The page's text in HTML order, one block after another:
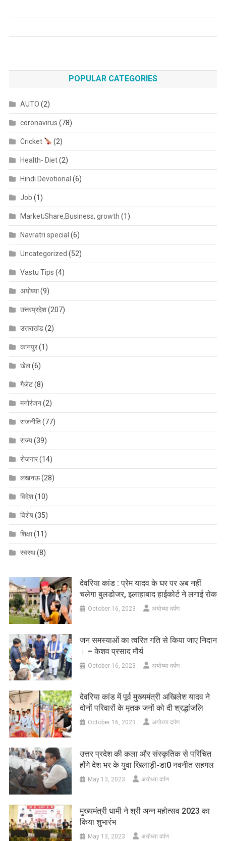
POPULAR CATEGORIES
AUTO (2)
coronavirus (78)
Cricket (2)
Health- Diet(2)
Hindi Devotional (6)
Job (1)
Market;Share,Business, growth (1)
Navratri special (6)
Uncategorized (52)
Vastu Tips (4)
अयोध्या(9)
उत्तरप्रदेश(207)
उत्तराखंड(2)
कानपुर(1)
खेल(6)
गैजेट(8)
मनोरंजन(2)
राजनीति(77)
राज्य(39)
रोजगार(14)
लखनऊ(28)
विदेश(10)
विशेष(35)
शिक्षा(11)
स्वस्थ(8)
देवरिया कांड : प्रेम यादव के घर पर अब नहीं
चलेगा बुलडोजर, इलाहाबाद हाईकोर्ट ने लगाई रोक
October 16, 2023 अयोध्या दर्पण
जन समस्याओं का त्वरित गति से किया जाए निदान
। – केशव प्रसाद मौर्य
October 16, 2023 अयोध्या दर्पण
देवरिया कांड में पूर्व मुख्यमंत्री अखिलेश यादव ने
दोनों परिवारों के मृतक जनों को दी श्रद्धांजलि
October 16, 2023 अयोध्या दर्पण
उत्तर प्रदेश की कला और संस्कृतिक से परिचित
होंगे देश भर के युवा खिलाड़ी-डा0 नवनीत सहगल
May 13, 2023 अयोध्या दर्पण
मुख्यमंत्री धामी ने श्री अन्न महोत्सव 2023 का
किया शुभारंभ
May 13, 2023 अयोध्या दर्पण